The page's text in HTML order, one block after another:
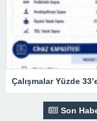
Çalışmalar Yüzde
Son